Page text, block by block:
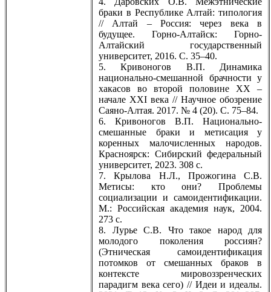
браки в Республике Алтай: типология
// Алтай – Россия: через века в
будущее. Горно-Алтайск: Горно-
Алтайский государственный
университет, 2016. С. 35–40.
5. Кривоногов В.П. Динамика
национально-смешанной брачности у
хакасов во второй половине XX –
начале XXI века // Научное обозрение
Саяно-Алтая. 2017. № 4 (20). С. 75–84.
6. Кривоногов В.П. Национально-
смешанные браки и метисация у
коренных малочисленных народов.
Красноярск: Сибирский федеральный
университет, 2023. 308 с.
7. Крылова Н.Л., Прожогина С.В.
Метисы: кто они? Проблемы
социализации и самоидентификации.
М.: Российская академия наук, 2004.
273 с.
8. Лурье С.В. Что такое народ для
молодого поколения россиян?
(Этническая самоидентификация
потомков от смешанных браков в
контексте мировоззренческих
парадигм века сего) // Идеи и идеалы.